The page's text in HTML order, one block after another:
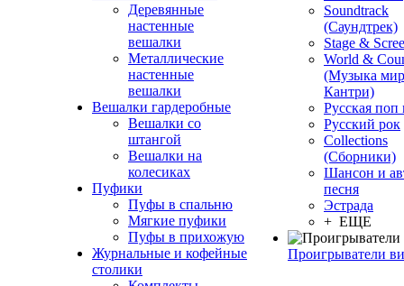
Деревянные
настенные
вешалки
Металлические
настенные
вешалки
Вешалки гардеробные
Вешалки со
штангой
Вешалки на
колесиках
Пуфики
Пуфы в спальню
Мягкие пуфики
Пуфы в прихожую
Журнальные и кофейные
столики
Soundtrack
(Саундтрек)
Stage &
World &
(Музыка
Кантри)
Русская поп
Русский рок
Сollections
(Сборники)
Шансон и
песня
Эстрада
+ ЕЩЕ
Проигрыватели